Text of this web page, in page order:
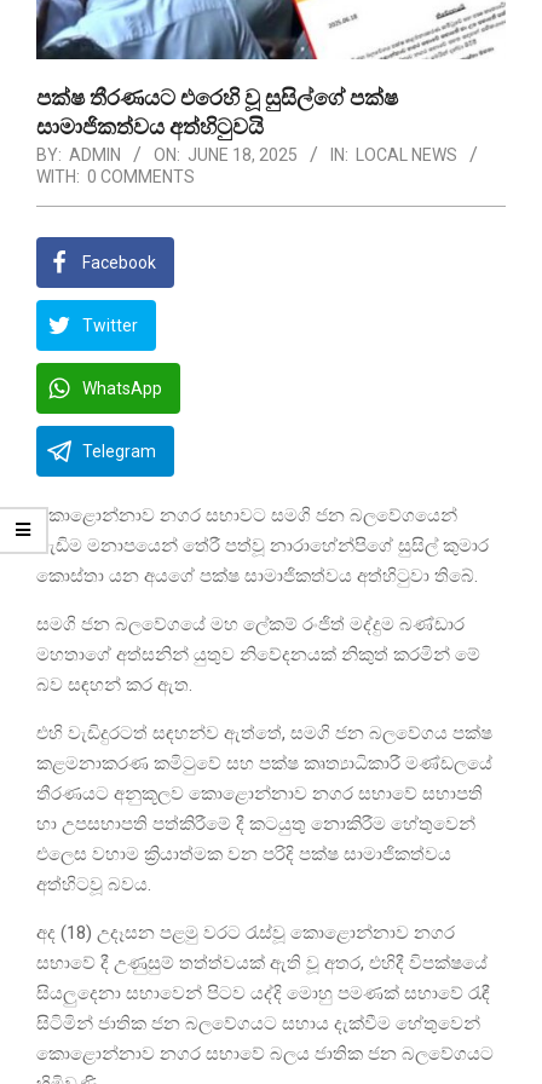
පක්ෂ තීරණයට එරෙහි වූ සුසිල්ගේ පක්ෂ
සාමාජිකත්වය අත්හිටුවයි
BY: ADMIN ON: JUNE 18, 2025 IN:
LOCAL NEWS
WITH: 0 COMMENTS
Facebook
Twitter
WhatsApp
Telegram
කොළොන්නාව නගර සභාවට සමගි ජන බලවේගයෙන්
වැඩිම මනාපයෙන් තේරී පත්වූ නාරාහේන්පිගේ සුසිල් කුමාර
කොස්තා යන අයගේ පක්ෂ සාමාජිකත්වය අත්හිටුවා තිබේ.
සමගි ජන බලවේගයේ මහ ලේකම් රංජිත් මද්දුම බණ්ඩාර
මහතාගේ අත්සනින් යුතුව නිවේදනයක් නිකුත් කරමින් මේ
බව සඳහන් කර ඇත.
එහි වැඩිදුරටත් සඳහන්ව ඇත්තේ, සමගි ජන බලවේගය පක්ෂ
කළමනාකරණ කමිටුවේ සහ පක්ෂ කෘත්‍යාධිකාරී මණ්ඩලයේ
තීරණයට අනුකූලව කොළොන්නාව නගර සභාවේ සභාපති
හා උපසභාපති පත්කිරීමේ දී කටයුතු නොකිරීම හේතුවෙන්
එලෙස වහාම ක්‍රියාත්මක වන පරිදි පක්ෂ සාමාජිකත්වය
අත්හිටවූ බවය.
අද (18) උදෑසන පළමු වරට රැස්වූ කොළොන්නාව නගර
සභාවේ දී උණුසුම් තත්ත්වයක් ඇති වූ අතර, එහිදී විපක්ෂයේ
සියලුදෙනා සභාවෙන් පිටව යද්දි මොහු පමණක් සභාවේ රැඳී
සිටිමින් ජාතික ජන බලවේගයට සහාය දැක්වීම හේතුවෙන්
කොළොන්නාව නගර සභාවේ බලය ජාතික ජන බලවේගයට